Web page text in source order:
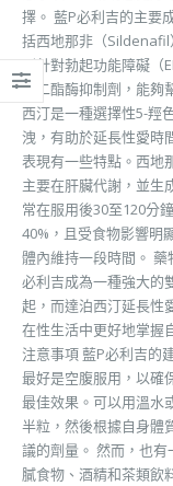
擇。 藍P必利吉的主要
括西地那非（
別針對勃起功能障礙
酸二酯酶抑制劑，能夠
西汀是一種選擇性5-羥
洩，有助於延長性愛時
表現有一些特點。西地
主要在肝臟代謝，並生
常在服用後30至120分
40%，且受食物影響明
體內維持一段時間。
必利吉成為一種強大的
起，而達泊西汀延長性
在性生活中更好地掌握
注意事項 藍P必利吉的
最好是空腹服用，以確
最佳效果。可以用溫水
半粒，然後根據自身體
議的劑量。 然而，也
膩食物、酒精和茶類飲